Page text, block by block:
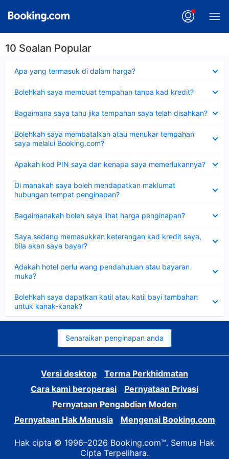
10 Soalan Popular
Apa yang termasuk di dalam harga?
Bolehkah saya membuat tempahan tanpa kad kredit?
Bagaimana saya tahu jika tempahan saya telah disahkan?
Bolehkah saya membatalkan atau menukar tempahan
saya melalui Booking.com?
Apakah kod PIN saya dan kenapa saya memerlukannya?
Di manakah saya boleh mendapatkan maklumat
hubungan tempat penginapan?
Bagaimanakah boleh saya lihat harga penginapan?
Saya sedang memasukkan keterangan kad kredit saya,
bila akan saya bayar?
Adakah hotel perlu wang pendahuluan atau bayaran
muka?
Bolehkah saya dapatkan katil atau katil bayi tambahan
untuk kanak-kanak?
Senaraikan penginapan anda
Versi desktop
Terma Perkhidmatan
Cara kami beroperasi
Pernyataan Privasi
Pernyataan Pengabdian Moden
Pernyataan Hak Manusia
Mengenai Booking.com
Hak cipta © 1996–2026 Booking.com™. Semua Hak
Cipta Terpelihara.